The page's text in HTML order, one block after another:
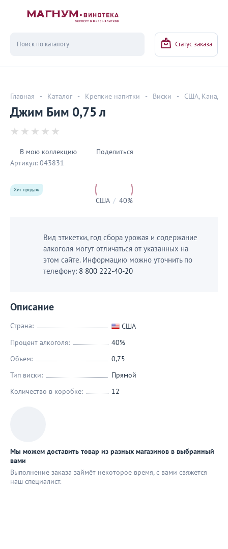
Статус заказа
Главная - Каталог - Крепкие напитки - Виски - США, Канада
Джим Бим 0,75 л
В мою коллекцию
Поделиться
Артикул: 043831
Хит продаж
США / 40%
Вид этикетки, год сбора урожая и содержание
алкоголя могут отличаться от указанных на
этом сайте. Информацию можно уточнить по
телефону: 8 800 222-40-20
Описание
Страна:
США
Процент алкоголя:
40%
Объем:
0,75
Тип виски:
Прямой
Количество в коробке:
12
Мы можем доставить товар из разных магазинов в выбранный
вами
Выполнение заказа займёт некоторое время, с вами свяжется
наш специaлист.